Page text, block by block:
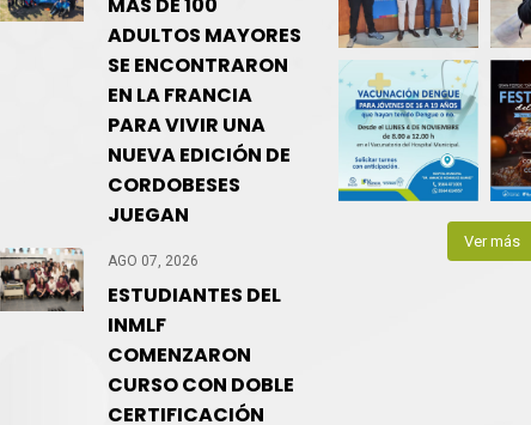
ADULTOS MAYORES
SE ENCONTRARON
EN LA FRANCIA
PARA VIVIR UNA
NUEVA EDICIÓN DE
CORDOBESES
JUEGAN
AGO 07, 2026
ESTUDIANTES DEL
INMLF
COMENZARON
CURSO CON DOBLE
CERTIFICACIÓN
Ver más